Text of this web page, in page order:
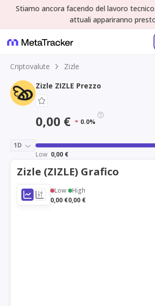
Stiamo ancora facendo del lavoro
attuali appariranno
Criptovalute
Zizle
Zizle ZIZLE Prezzo
0,00 € 0.0%
1D
Low 0,00 €
Zizle (ZIZLE) Grafico
Low
0,00 €
High
0,00 €